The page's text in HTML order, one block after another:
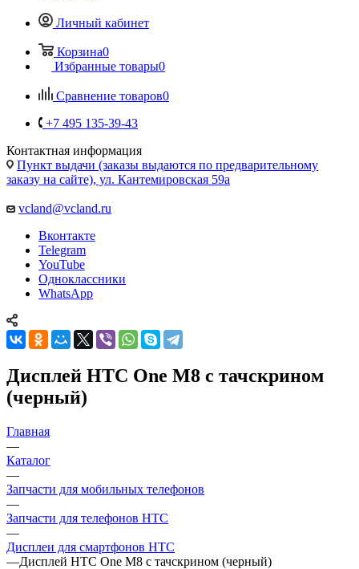
Личный кабинет
Корзина0
Избранные товары0
Сравнение товаров0
+7 495 135-39-43
Контактная информация
Пункт выдачи (заказы выдаются по предварительному
заказу на сайте), ул. Кантемировская 59а
vcland@vcland.ru
Вконтакте
Telegram
YouTube
Одноклассники
WhatsApp
Дисплей HTC One M8 с тачскрином
(черный)
Главная
—
Каталог
—
Запчасти для мобильных телефонов
—
Запчасти для телефонов HTC
—
Дисплеи для смартфонов HTC
—Дисплей HTC One M8 с тачскрином (черный)